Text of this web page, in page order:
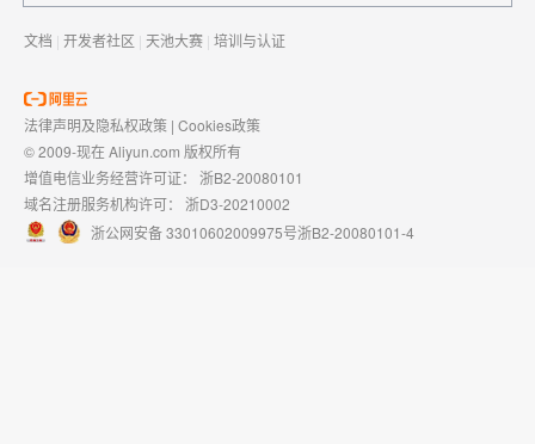
文档 | 开发者社区 | 天池大赛 | 培训与认证
法律声明及隐私权政策 | Cookies政策
© 2009-现在 Aliyun.com 版权所有
增值电信业务经营许可证： 浙B2-20080101
域名注册服务机构许可： 浙D3-20210002
浙公网安备 33010602009975号浙B2-20080101-4